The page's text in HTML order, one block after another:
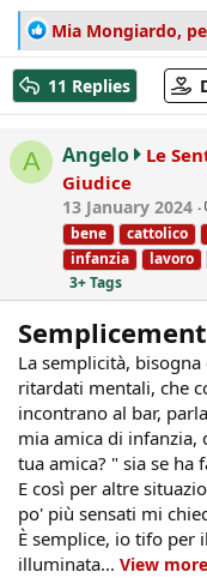
R
e
a
c
t
o
Mia Mongiardo,
11 Replies
A Angelo
Le
Giudice
13 January 2024
bene
cattolico
infanzia
lavoro
3+ Tags
La semplicità,
ritardati mentali, che
incontrano al bar,
mia amica di infanzia,
tua amica? " sia se ha
E così per altre
po' più sensati mi
È semplice, io tifo per
illuminata... View more